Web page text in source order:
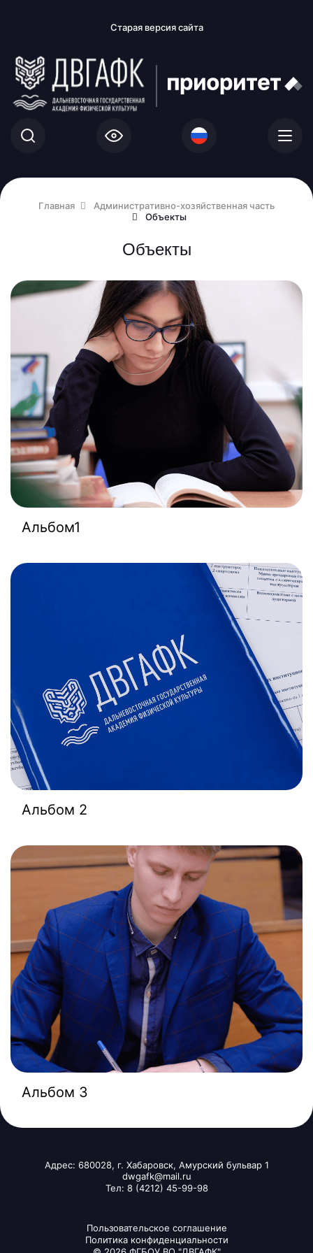
Старая версия сайта
Главная
Административно-хозяйственная часть
Объекты
Объекты
Альбом1
Альбом 2
Альбом 3
Адрес: 680028, г. Хабаровск, Амурский бульвар 1
dwgafk@mail.ru
Тел: 8 (4212) 45-99-98
Пользовательское соглашение
Политика конфиденциальности